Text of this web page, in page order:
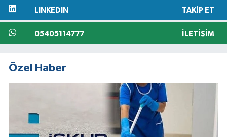
LINKEDIN TAKIP ET
05405114777 İLETIŞIM
Özel Haber